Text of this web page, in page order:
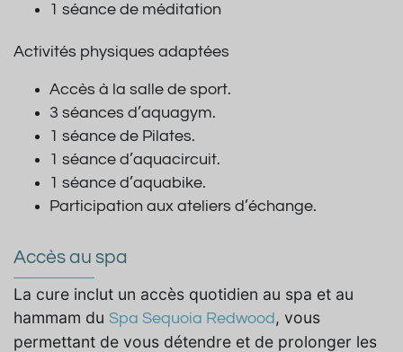
1 séance de méditation
Activités physiques adaptées
Accès à la salle de sport.
3 séances d’aquagym.
1 séance de Pilates.
1 séance d’aquacircuit.
1 séance d’aquabike.
Participation aux ateliers d’échange.
Accès au spa
La cure inclut un accès quotidien au spa et au
hammam du Spa Sequoia Redwood , vous
permettant de vous détendre et de prolonger les